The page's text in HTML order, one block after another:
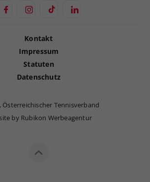
Kontakt
Impressum
Statuten
Datenschutz
Österreichischer Tennisverband
by Rubikon Werbeagentur